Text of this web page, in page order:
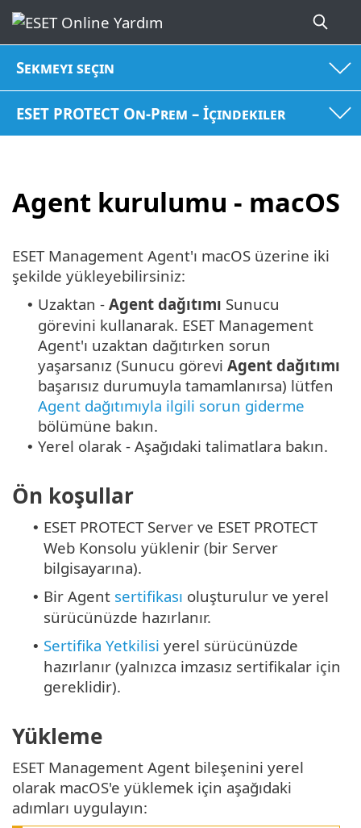
Sekmeyi seçin
ESET PROTECT On-Prem – İçindekiler
Agent kurulumu - macOS
ESET Management Agent'ı macOS üzerine iki
şekilde yükleyebilirsiniz:
• Uzaktan - Agent dağıtımı Sunucu
görevini kullanarak. ESET Management
Agent'ı uzaktan dağıtırken sorun
yaşarsanız (Sunucu görevi Agent dağıtımı
başarısız durumuyla tamamlanırsa) lütfen
Agent dağıtımıyla ilgili sorun giderme
bölümüne bakın.
• Yerel olarak - Aşağıdaki talimatlara bakın.
Ön koşullar
• ESET PROTECT Server ve ESET PROTECT
Web Konsolu yüklenir (bir Server
bilgisayarına).
• Bir Agent sertifikası oluşturulur ve yerel
sürücünüzde hazırlanır.
• Sertifika Yetkilisi yerel sürücünüzde
hazırlanır (yalnızca imzasız sertifikalar için
gereklidir).
Yükleme
ESET Management Agent bileşenini yerel
olarak macOS'e yüklemek için aşağıdaki
adımları uygulayın: